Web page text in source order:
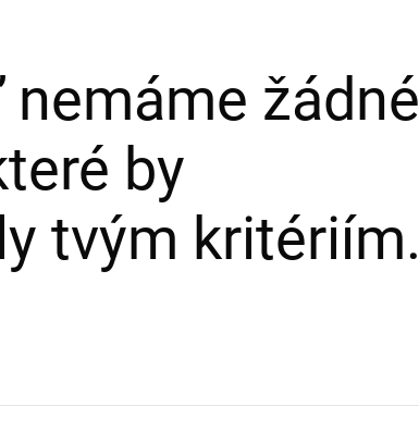
nemáme žádné
by
tvým kritériím.